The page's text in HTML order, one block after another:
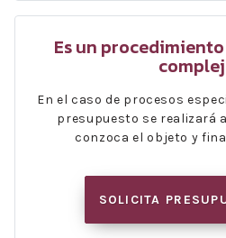
Es un
En el caso de procesos
presupuesto se realizará
conzoca el objeto y
SOLICITA